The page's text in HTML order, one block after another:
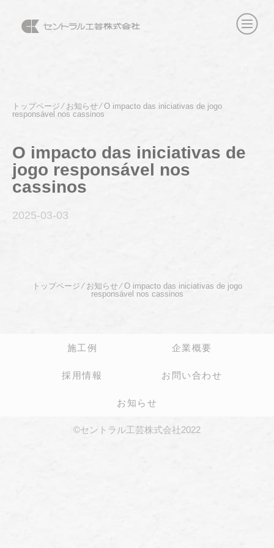
トップページ⁄ お知らせ⁄O impacto das iniciativas de jogo
responsável nos cassinos
O impacto das iniciativas de
jogo responsável nos
cassinos
2025-03-03
トップページ ⁄ お知らせ⁄O impacto das iniciativas de jogo
responsável nos cassinos
施工例 企業概要
採用情報 お問い合わせ
お知らせ
©セントラル工芸株式会社2022